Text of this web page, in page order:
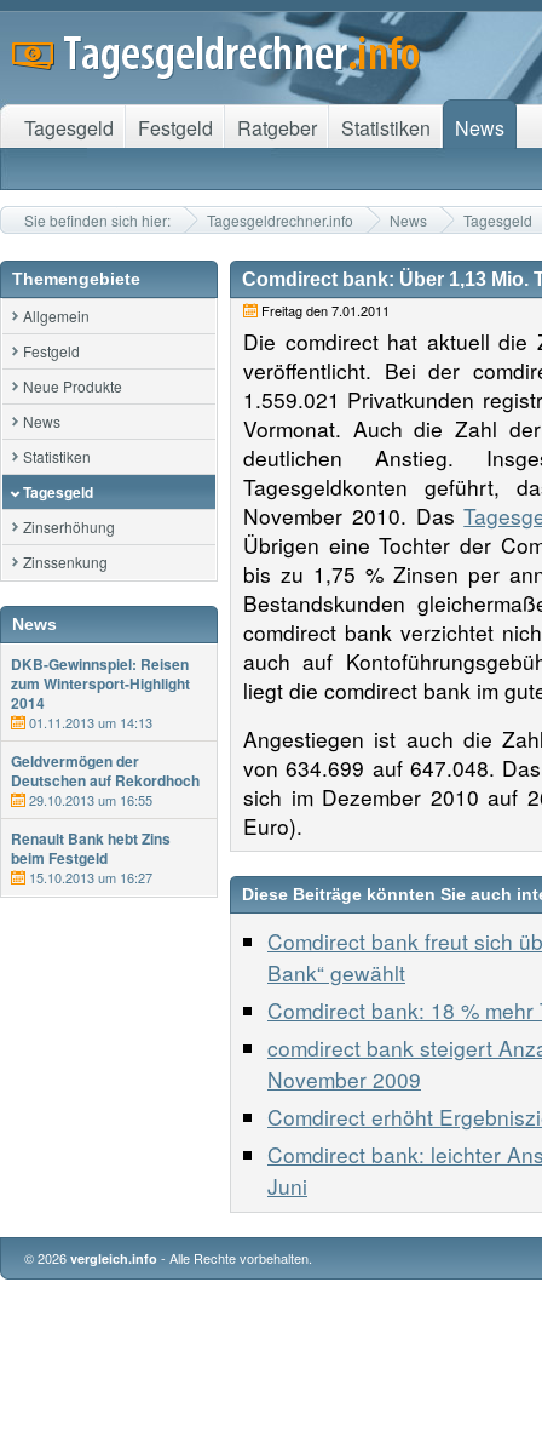
Sie befinden sich hier: Tagesgeldrechner.info News Tagesgeld
Themengebiete
Allgemein
Festgeld
Neue Produkte
News
Statistiken
Tagesgeld
Zinserhöhung
Zinssenkung
News
DKB-Gewinnspiel: Reisen
zum Wintersport-Highlight
2014
01.11.2013 um 14:13
Geldvermögen der
Deutschen auf Rekordhoch
29.10.2013 um 16:55
Renault Bank hebt Zins
beim Festgeld
15.10.2013 um 16:27
Comdirect bank: Über 1,13 Mio.
Freitag den 7.01.2011
Die comdirect hat aktuell die
veröffentlicht. Bei der
1.559.021 Privatkunden
Vormonat. Auch die Zahl
deutlichen Anstieg.
Tagesgeldkonten geführt,
November 2010. Das
Übrigen eine Tochter der
bis zu 1,75 % Zinsen per
Bestandskunden
comdirect bank verzichtet
auch auf
liegt die comdirect bank im
Angestiegen ist auch die
von 634.699 auf 647.048.
sich im Dezember 2010 auf
Euro).
Diese Beiträge könnten Sie auch
Comdirect bank freut sich
Bank“ gewählt
Comdirect bank: 18 %
comdirect bank steigert
November 2009
Comdirect erhöht
Comdirect bank: leichter
Juni
Tagesgeld Festgeld Ratgeber Statistiken News
© 2026 vergleich.info - Alle Rechte vorbehalten.